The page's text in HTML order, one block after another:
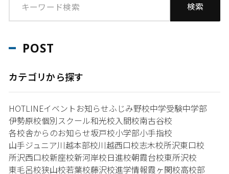
POST
カテゴリから探す
HOTLINEイベントお知らせふじみ野校中学受験中学部
伊勢原校個別スクール和光校入間校南古谷校
各校舎からのお知らせ坂戸校小学部小手指校
山手ジュニア川越本部校川越西口校志木校所沢東口校
所沢西口校新座校新河岸校日進校朝霞台校東所沢校
東毛呂校狭山校若葉校藤沢校進学情報霞ヶ関校高校部